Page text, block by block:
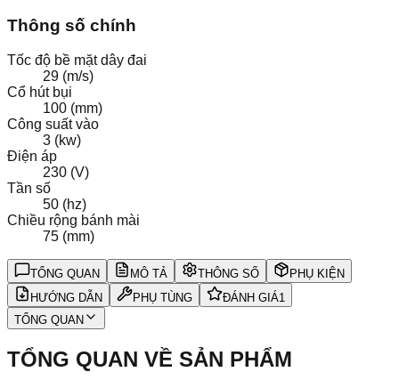
Thông số chính
Tốc độ bề mặt dây đai
29 (m/s)
Cổ hút bụi
100 (mm)
Công suất vào
3 (kw)
Điện áp
230 (V)
Tần số
50 (hz)
Chiều rộng bánh mài
75 (mm)
TỔNG QUAN MÔ TẢ THÔNG SỐ
PHỤ KIỆN
HƯỚNG DẪN
PHỤ TÙNG ĐÁNH GIÁ1
TỔNG QUAN
TỔNG QUAN VỀ SẢN PHẨM